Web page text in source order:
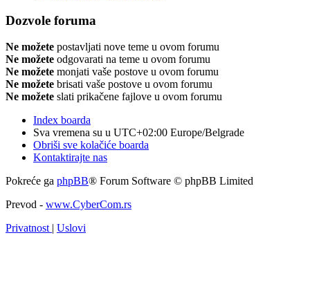
Dozvole foruma
Ne možete postavljati nove teme u ovom forumu
Ne možete odgovarati na teme u ovom forumu
Ne možete monjati vaše postove u ovom forumu
Ne možete brisati vaše postove u ovom forumu
Ne možete slati prikačene fajlove u ovom forumu
Index boarda
Sva vremena su u UTC+02:00 Europe/Belgrade
Obriši sve kolačiće boarda
Kontaktirajte nas
Pokreće ga phpBB® Forum Software © phpBB Limited
Prevod - www.CyberCom.rs
Privatnost | Uslovi